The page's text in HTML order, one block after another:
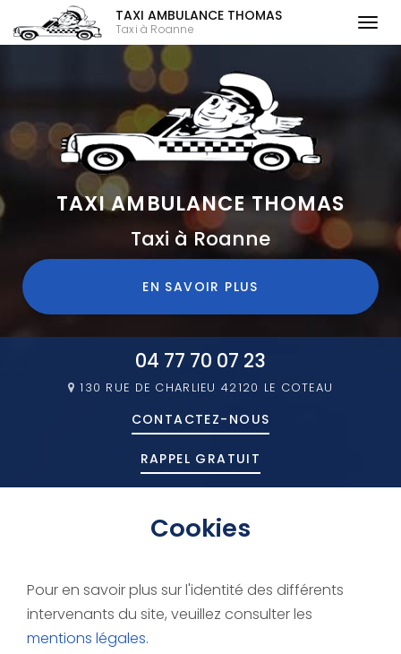
principal
TAXI AMBULANCE THOMAS
Taxi à Roanne
TAXI AMBULANCE THOMAS
Taxi à Roanne
EN SAVOIR PLUS
04 77 70 07 23
130 RUE DE CHARLIEU 42120 LE COTEAU
CONTACTEZ- NOUS
RAPPEL GRATUIT
Cookies
Pour en savoir plus sur l'identité des différents
intervenants du site, veuillez consulter les
mentions légales.